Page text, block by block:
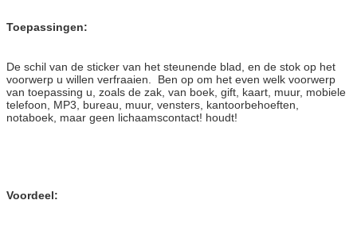
Toepassingen:
De schil van de sticker van het steunende blad, en de stok op het
voorwerp u willen verfraaien. Ben op om het even welk voorwerp
van toepassing u, zoals de zak, van boek, gift, kaart, muur, mobiele
telefoon, MP3, bureau, muur, vensters, kantoorbehoeften,
notaboek, maar geen lichaamscontact! houdt!
Voordeel: